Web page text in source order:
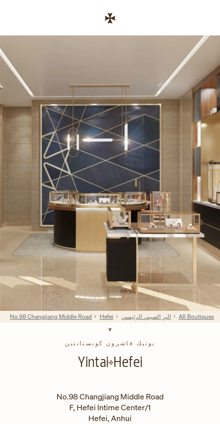
Return to Nav
بوتيك فاشرون كونستانتين
Hefei
Yintai
No.98 Changjiang Middle Road
1/F, Hefei Intime Center
Hefei,Anhui
All Boutiques البر الصيني الرئيسي Hefei
No.98 Changjiang Middle Road